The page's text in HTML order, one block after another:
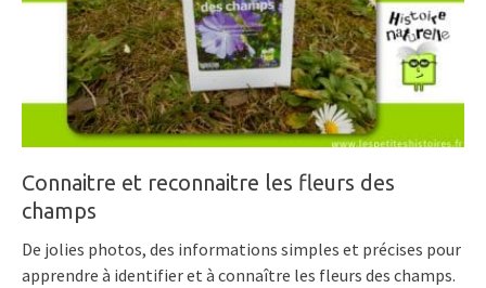
Connaitre et reconnaitre les fleurs des
champs
De jolies photos, des informations simples et précises pour
apprendre à identifier et à connaître les fleurs des champs.